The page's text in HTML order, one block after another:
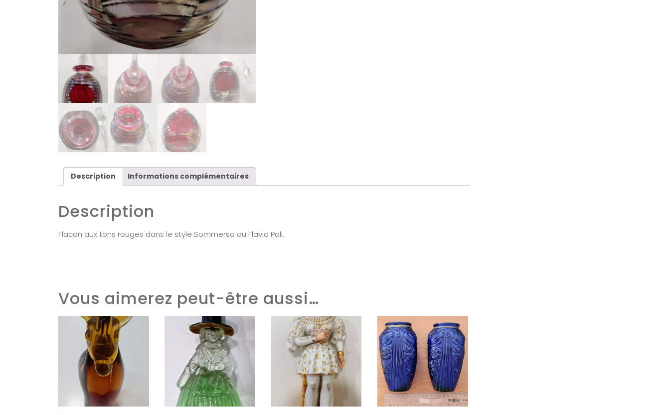
Description Informations complémentaires
Description
Flacon aux tons rouges dans le style Sommerso ou Flavio Poli.
Vous aimerez peut-être aussi…